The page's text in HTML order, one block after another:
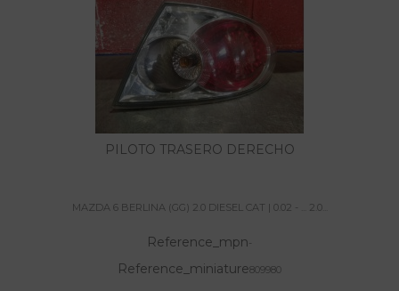
PILOTO TRASERO DERECHO
MAZDA 6 BERLINA (GG) 2.0 DIESEL CAT | 0.02 - ... 2.0...
Reference_mpn-
Reference_miniature809980